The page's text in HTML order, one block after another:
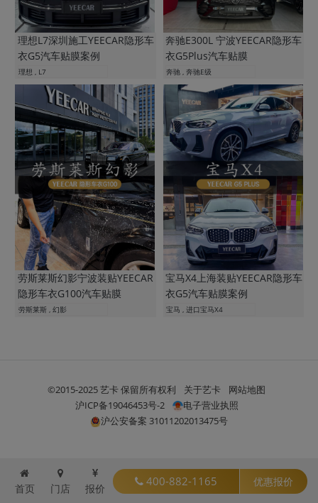
理想L7深圳施工YEECAR隐形车
衣G5汽车贴膜案例
理想 , L7
劳斯莱斯幻影宁波装贴YEECAR
隐形车衣G100汽车贴膜
劳斯莱斯 , 幻影
奔驰E300L 宁波YEECAR隐形车
衣G5Plus汽车贴膜
奔驰 , 奔驰E级
宝马X4上海装贴YEECAR隐形车
衣G5汽车贴膜案例
宝马 , 进口宝马X4
©2015-2025 艺卡 保留所有权利 关于艺卡
网站地图
沪ICP备19046453号-2
电子营业执照
沪公安备案 31011202013475号
首页 门店 报价
400-882-1165 优惠报价